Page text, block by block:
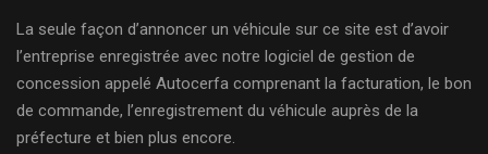
La seule façon d’annoncer un véhicule sur ce site est d’avoir
l’entreprise enregistrée avec notre logiciel de gestion de
concession appelé Autocerfa comprenant la facturation, le bon
de commande, l’enregistrement du véhicule auprès de la
préfecture et bien plus encore.